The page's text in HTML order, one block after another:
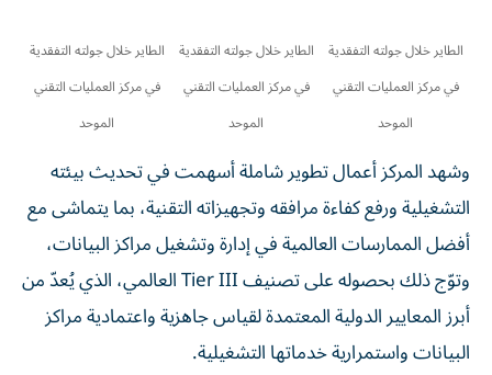
الطاير خلال جولته التفقدية
في مركز العمليات التقني
الموحد
الطاير خلال جولته التفقدية
في مركز العمليات التقني
الموحد
الطاير خلال جولته التفقدية
في مركز العمليات التقني
الموحد
وشهد المركز أعمال تطوير شاملة أسهمت في تحديث بيئته
التشغيلية ورفع كفاءة مرافقه وتجهيزاته التقنية، بما يتماشى مع
أفضل الممارسات العالمية في إدارة وتشغيل مراكز البيانات،
وتوّج ذلك بحصوله على تصنيف Tier III العالمي، الذي يُعدّ من
أبرز المعايير الدولية المعتمدة لقياس جاهزية واعتمادية مراكز
البيانات واستمرارية خدماتها التشغيلية.